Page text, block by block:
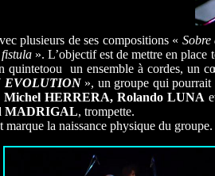
plusieurs de ses compositions « Sobre
». L’objectif est de mettre en place
quintetoou un ensemble à cordes,
EVOLUTION», un groupe qui pourrait
Michel HERRERA, Rolando LUNA
MADRIGAL, trompette.
la naissance physique du groupe.